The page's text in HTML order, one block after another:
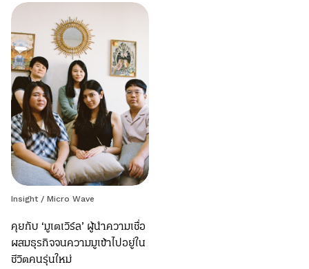
Insight / Micro Wave
คุยกับ ‘มูเตเวิร์ล’ ผู้นำความเชื่อ
ผสมธุรกิจจนความมูเข้าไปอยู่ใน
ชีวิตคนรุ่นใหม่